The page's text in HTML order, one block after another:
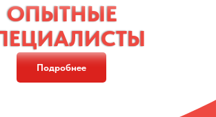
ОПЫТНЫЕ
ОПЫТНЫЕ
Подробнее